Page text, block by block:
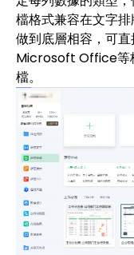
檔格式兼容在文字
做到底層相容，可
Microsoft Office等
檔。